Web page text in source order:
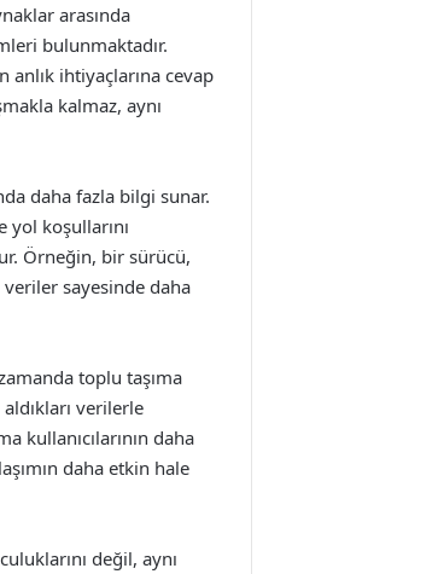
arasında
bulunmaktadır.
anlık ihtiyaçlarına cevap
kalmaz, aynı
daha fazla bilgi sunar.
koşullarını
Örneğin, bir sürücü,
veriler sayesinde daha
toplu taşıma
verilerle
kullanıcılarının daha
daha etkin hale
değil, aynı